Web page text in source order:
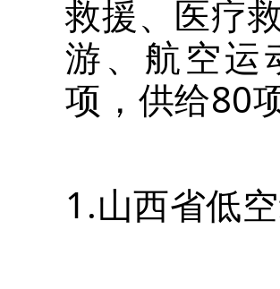
救援、医疗
游、航空运
项，供给80项
1.山西省低